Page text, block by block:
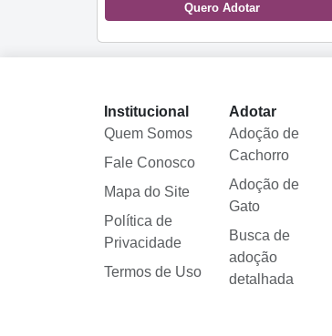
Quero Adotar
Institucional
Quem Somos
Fale Conosco
Mapa do Site
Política de
Privacidade
Termos de Uso
Adotar
Adoção de
Cachorro
Adoção de
Gato
Busca de
adoção
detalhada